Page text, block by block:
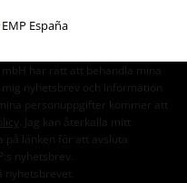
EMP España
har rätt att behandla mina
nyhetsbrev och information
personuppgifter kommer att
. Jag kan återkalla mitt
länken för att avsluta
nyhetsbrev.